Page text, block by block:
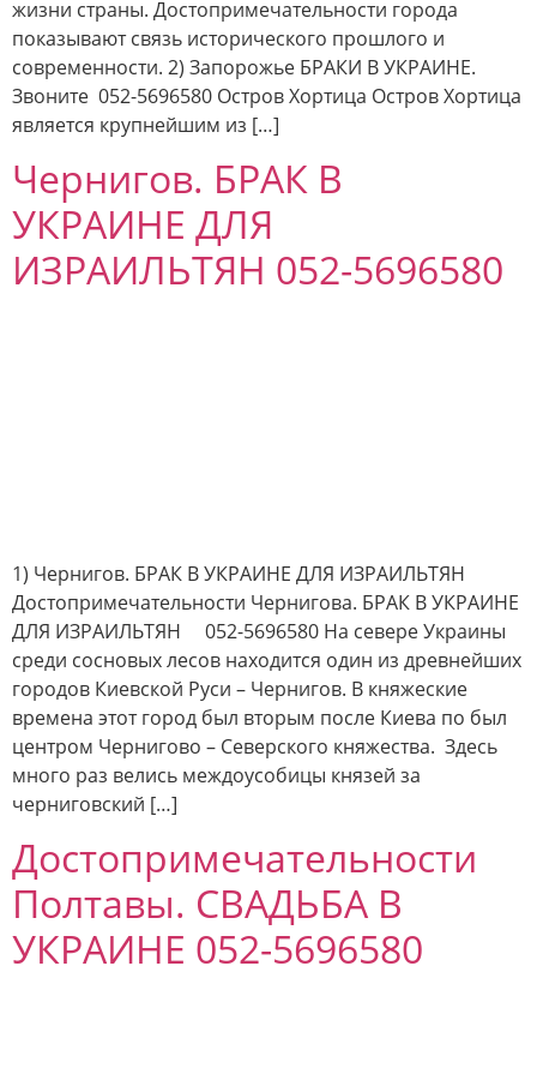
жизни страны. Достопримечательности города
показывают связь исторического прошлого и
современности. 2) Запорожье БРАКИ В УКРАИНЕ.
Звоните 052-5696580 Остров Хортица Остров Хортица
является крупнейшим из […]
Чернигов. БРАК В
УКРАИНЕ ДЛЯ
ИЗРАИЛЬТЯН 052-5696580
1) Чернигов. БРАК В УКРАИНЕ ДЛЯ ИЗРАИЛЬТЯН
Достопримечательности Чернигова. БРАК В УКРАИНЕ
ДЛЯ ИЗРАИЛЬТЯН 052-5696580 На севере Украины
среди сосновых лесов находится один из древнейших
городов Киевской Руси – Чернигов. В княжеские
времена этот город был вторым после Киева по был
центром Чернигово – Северского княжества. Здесь
много раз велись междоусобицы князей за
черниговский […]
Достопримечательности
Полтавы. СВАДЬБА В
УКРАИНЕ 052-5696580